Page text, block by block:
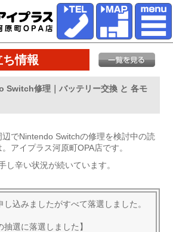
情報
Switch修理｜バッテリー交換 と 各モ
でNintendo Switchの修理を検討中の読
アイプラス河原町OPA店です。
し辛い状況が続いています。
込みましたがすべて落選しました。
抽選に落選しました】